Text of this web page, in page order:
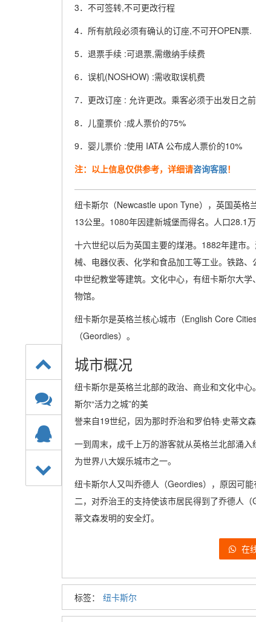
3．不可签转,不可更改行程
4．所有航段必须有确认的订座,不可开OPEN票.
5．退票手续 :可退票,需缴纳手续费
6．误机(NOSHOW) :需收取误机费
7．更改订座 : 允许更改。乘客必须于出发日之
8．儿童票价 :成人票价的75%
9．婴儿票价 :使用 IATA 公布成人票价的10%
注：以上信息仅供参考，详细请咨询客服！
纽卡斯尔（Newcastle upon Tyne），英国英格
13公里。1080年因建新城堡而得名。人口28.1
十六世纪以后为英国主要的煤港。1882年建市
械、电器仪表、化学和食品加工等工业。铁路
中世纪教堂等建筑。文化中心，有纽卡斯尔大
物馆。
纽卡斯尔是英格兰核心城市（English Core
（Geordies）。
城市概况
纽卡斯尔是英格兰北部的政治、商业和文化中
斯尔“活力之城”的美
誉来自19世纪，因为那时乔治和罗伯特·史蒂文
一到周末，成千上万的游客就从英格兰北部涌
为世界八大娱乐城市之一。
纽卡斯尔人又叫乔德人（Geordies），原因可
二，对乔治王的支持使该市居民得到了乔德人
蒂文森发明的安全灯。
在
标签： 纽卡斯尔